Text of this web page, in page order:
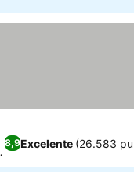
8,9Excelente (26.583